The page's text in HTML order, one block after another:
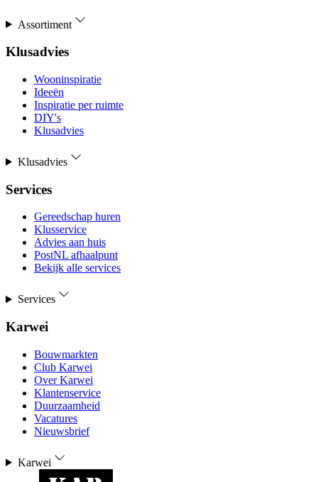
Assortiment
Klusadvies
Wooninspiratie
Ideeën
Inspiratie per ruimte
DIY's
Klusadvies
Klusadvies
Services
Gereedschap huren
Klusservice
Advies aan huis
PostNL afhaalpunt
Bekijk alle services
Services
Karwei
Bouwmarkten
Club Karwei
Over Karwei
Klantenservice
Duurzaamheid
Vacatures
Nieuwsbrief
Karwei